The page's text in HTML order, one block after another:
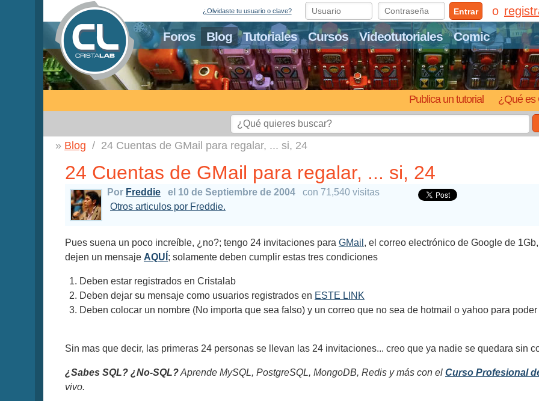
Foros Blog Tutoriales Cursos Videotutoriales Comic
Publica un tutorial ¿Qué es
¿Olvidaste tu usuario o clave? Entrar
Blog 24 Cuentas de GMail para regalar, ... si, 24
24 Cuentas de GMail para regalar, ... si, 24
Por Freddie el 10 de Septiembre de 2004
con 71,540 visitas
Otros articulos por Freddie.
Pues suena un poco increíble, ¿no?; tengo 24 invitaciones para GMail , el correo electrónico de Google de
dejen un mensaje AQUÍ ; solamente deben cumplir estas tres condiciones
Deben estar registrados en Cristalab
Deben dejar su mensaje como usuarios registrados en ESTE LINK
Deben colocar un nombre (No importa que sea falso) y un correo que no sea de hotmail o yahoo para
Sin mas que decir, las primeras 24 personas se llevan las 24 invitaciones... creo que ya nadie se quedara sin
¿Sabes SQL? ¿No-SQL?Aprende MySQL, PostgreSQL, MongoDB, Redis y más con el Curso Profesional
vivo.